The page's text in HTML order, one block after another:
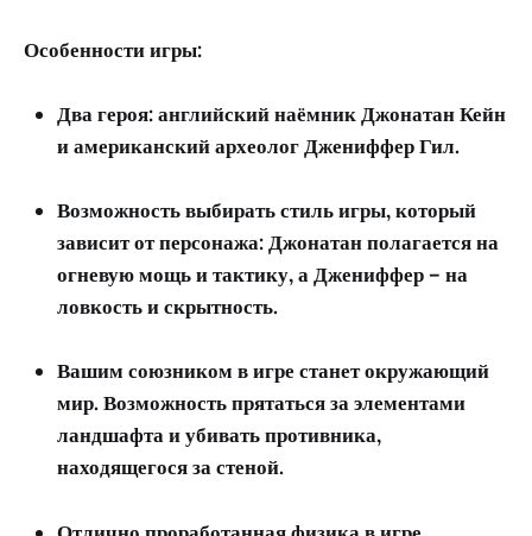
Особенности игры:
Два героя: английский наёмник Джонатан Кейн
и американский археолог Джениффер Гил.
Возможность выбирать стиль игры, который
зависит от персонажа: Джонатан полагается на
огневую мощь и тактику, а Джениффер – на
ловкость и скрытность.
Вашим союзником в игре станет окружающий
мир. Возможность прятаться за элементами
ландшафта и убивать противника,
находящегося за стеной.